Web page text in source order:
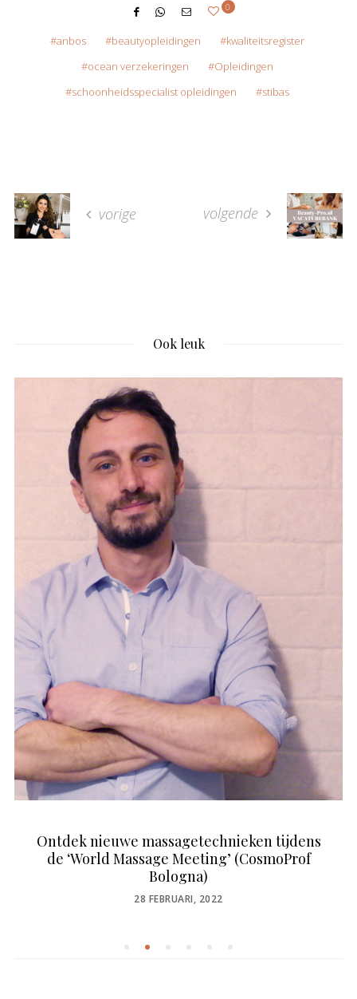
0
anbos beautyopleidingen
kwaliteitsregister
ocean verzekeringen
Opleidingen
schoonheidsspecialist opleidingen
stibas
vorige volgende
Ook leuk
Ontdek nieuwe massagetechnieken tijdens
de ‘World Massage Meeting’ (CosmoProf
Bologna)
POSTED
28 FEBRUARI, 2022